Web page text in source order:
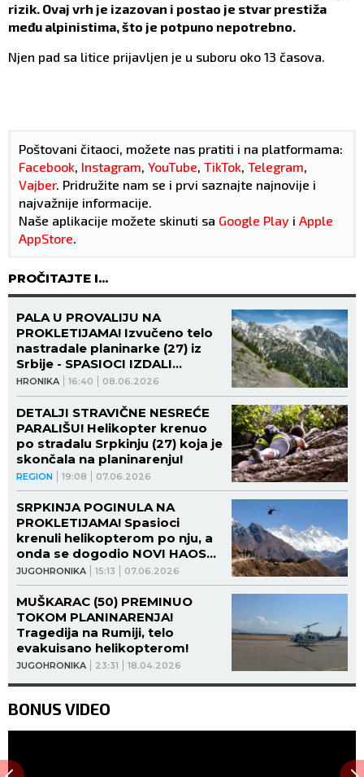
rizik. Ovaj vrh je izazovan i postao je stvar prestiža
među alpinistima, što je potpuno nepotrebno.
Njen pad sa litice prijavljen je u suboru oko 13 časova.
Poštovani čitaoci, možete nas pratiti i na platformama:
Facebook, Instagram, YouTube, TikTok, Telegram,
Vajber. Pridružite nam se i prvi saznajte najnovije i
najvažnije informacije.
Naše aplikacije možete skinuti sa Google Play i Apple
AppStore.
PROČITAJTE I...
HRONIKA 16:40 08.06.2026
PALA U PROVALIJU NA
PROKLETIJAMA! Izvučeno telo
nastradale planinarke (27) iz
Srbije - SPASIOCI IZDALI
OZBILJNO UPOZORENJE
LJUDIMA DA SE NE IGRAJU
ŽIVOTOM!
REGION 19:08 07.06.2026
DETALJI STRAVIČNE NESREĆE
PARALIŠU! Helikopter krenuo
po stradalu Srpkinju (27) koja je
skončala na planinarenju!
JUGOHRONIKA 15:13 07.06.2026
SRPKINJA POGINULA NA
PROKLETIJAMA! Spasioci
krenuli helikopterom po nju, a
onda se dogodio NOVI HAOS
(VIDEO)
JUGOHRONIKA 23:31 18.04.2026
MUŠKARAC (50) PREMINUO
TOKOM PLANINARENJA!
Tragedija na Rumiji, telo
evakuisano helikopterom!
BONUS VIDEO